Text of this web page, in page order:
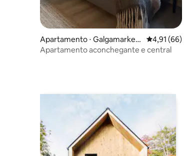
Apartamento ⋅ Galgamarken
-Trossö
4,91 de
4,91 (66)
Apartamento aconchegante e central